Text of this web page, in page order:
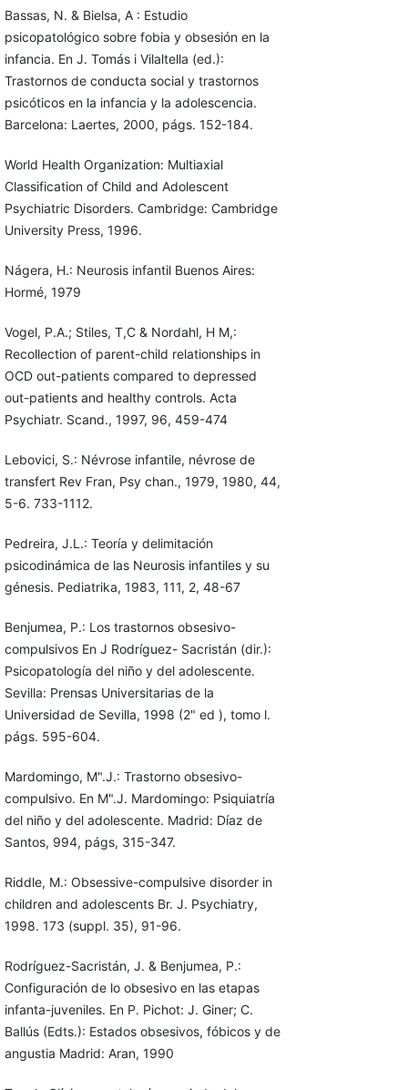
Bassas, N. & Bielsa, A : Estudio
psicopatológico sobre fobia y obsesión en la
infancia. En J. Tomás i Vilaltella (ed.):
Trastornos de conducta social y trastornos
psicóticos en la infancia y la adolescencia.
Barcelona: Laertes, 2000, págs. 152-184.
World Health Organization: Multiaxial
Classification of Child and Ado­lescent
Psychiatric Disorders. Cambridge: Cambridge
University Press, 1996.
Nágera, H.: Neurosis infantil Buenos Aires:
Hormé, 1979
Vogel, P.A.; Stiles, T,C & Nordahl, H M,:
Recollection of parent-child relationships in
OCD out-patients compared to depressed
out-patients and healthy controls. Acta
Psychiatr. Scand., 1997, 96, 459-474
Lebovici, S.: Névrose infantile, névrose de
transfert Rev Fran, Psy chan., 1979, 1980, 44,
5-6. 733-1112.
Pedreira, J.L.: Teoría y delimitación
psicodinámica de las Neurosis infantiles y su
génesis. Pediatrika, 1983, 111, 2, 48-67
Benjumea, P.: Los trastornos obsesivo-
compulsivos En J Rodríguez- Sacristán (dir.):
Psicopatología del niño y del adolescente.
Sevilla: Pren­sas Universitarias de la
Universidad de Sevilla, 1998 (2" ed ), tomo l.
págs. 595-604.
Mardomingo, M".J.: Trastorno obsesivo-
compulsivo. En M".J. Mardo­mingo: Psiquiatría
del niño y del adolescente. Madrid: Díaz de
Santos, 994, págs, 315-347.
Riddle, M.: Obsessive-compulsive disorder in
children and adolescents Br. J. Psychiatry,
1998. 173 (suppl. 35), 91-96.
Rodríguez-Sacristán, J. & Benjumea, P.:
Configuración de lo obsesivo en las etapas
infanta-juveniles. En P. Pichot: J. Giner; C.
Ballús (Edts.): Estados obsesivos, fóbicos y de
angustia Madrid: Aran, 1990